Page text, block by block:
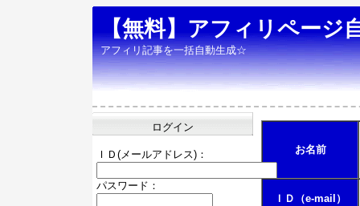
【無料】アフィリページ
アフィリ記事を一括自動生成☆
お名前
ＩＤ（e-mail）
ログイン
ＩＤ(メールアドレス)：
パスワード：